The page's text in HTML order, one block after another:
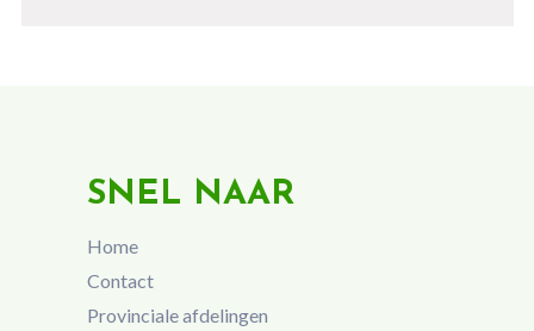
SNEL NAAR
Home
Contact
Provinciale afdelingen